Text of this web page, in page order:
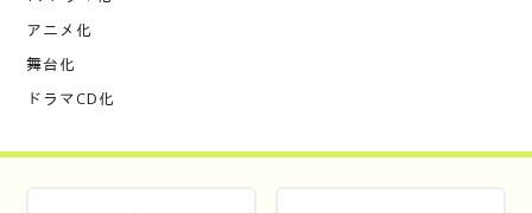
アニメ化
舞台化
ドラマCD化